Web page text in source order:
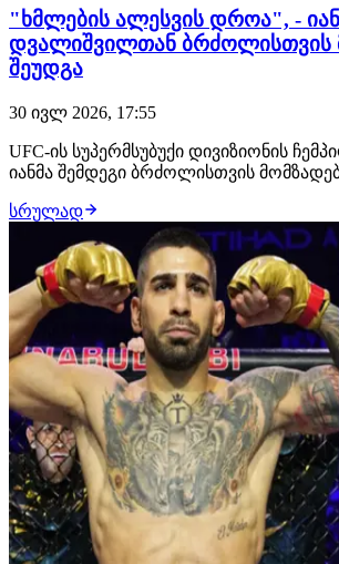
"ხმლების ალესვის დროა", -
დვალიშვილთან ბრძოლისთვის
შეუდგა
30 ივლ 2026, 17:55
UFC-ის სუპერმსუბუქი დივიზიონის
იანმა შემდეგი ბრძოლისთვის
დროა", რომელშიც რუსი მებრძოლი
ვარჯიშობს. გადაწყვეტილია, რომ მისი
მერაბ დვალიშვილი იქნება. ბრძოლა
სრულად